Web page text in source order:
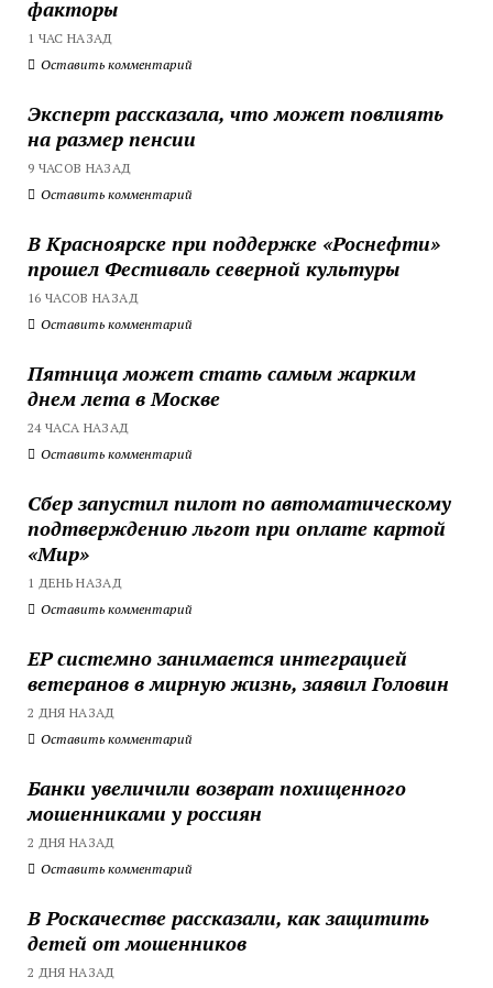
факторы
1 ЧАС НАЗАД
Оставить комментарий
Эксперт рассказала, что может повлиять
на размер пенсии
9 ЧАСОВ НАЗАД
Оставить комментарий
В Красноярске при поддержке «Роснефти»
прошел Фестиваль северной культуры
16 ЧАСОВ НАЗАД
Оставить комментарий
Пятница может стать самым жарким
днем лета в Москве
24 ЧАСА НАЗАД
Оставить комментарий
Сбер запустил пилот по автоматическому
подтверждению льгот при оплате картой
«Мир»
1 ДЕНЬ НАЗАД
Оставить комментарий
ЕР системно занимается интеграцией
ветеранов в мирную жизнь, заявил Головин
2 ДНЯ НАЗАД
Оставить комментарий
Банки увеличили возврат похищенного
мошенниками у россиян
2 ДНЯ НАЗАД
Оставить комментарий
В Роскачестве рассказали, как защитить
детей от мошенников
2 ДНЯ НАЗАД